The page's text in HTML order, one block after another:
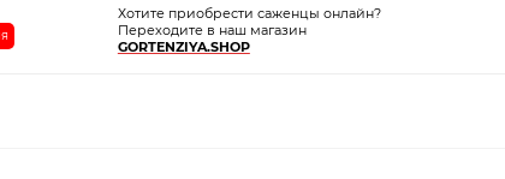
Хотите приобрести саженцы онлайн?
Переходите в наш магазин
GORTENZIYA.SHOP